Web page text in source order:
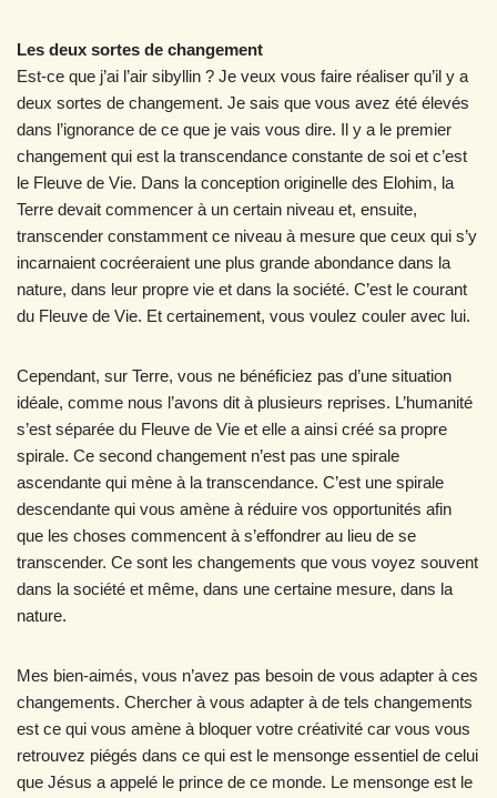
Les deux sortes de changement
Est-ce que j’ai l’air sibyllin ? Je veux vous faire réaliser qu’il y a
deux sortes de changement. Je sais que vous avez été élevés
dans l’ignorance de ce que je vais vous dire. Il y a le premier
changement qui est la transcendance constante de soi et c’est
le Fleuve de Vie. Dans la conception originelle des Elohim, la
Terre devait commencer à un certain niveau et, ensuite,
transcender constamment ce niveau à mesure que ceux qui s’y
incarnaient cocréeraient une plus grande abondance dans la
nature, dans leur propre vie et dans la société. C’est le courant
du Fleuve de Vie. Et certainement, vous voulez couler avec lui.
Cependant, sur Terre, vous ne bénéficiez pas d’une situation
idéale, comme nous l’avons dit à plusieurs reprises. L’humanité
s’est séparée du Fleuve de Vie et elle a ainsi créé sa propre
spirale. Ce second changement n’est pas une spirale
ascendante qui mène à la transcendance. C’est une spirale
descendante qui vous amène à réduire vos opportunités afin
que les choses commencent à s’effondrer au lieu de se
transcender. Ce sont les changements que vous voyez souvent
dans la société et même, dans une certaine mesure, dans la
nature.
Mes bien-aimés, vous n’avez pas besoin de vous adapter à ces
changements. Chercher à vous adapter à de tels changements
est ce qui vous amène à bloquer votre créativité car vous vous
retrouvez piégés dans ce qui est le mensonge essentiel de celui
que Jésus a appelé le prince de ce monde. Le mensonge est le